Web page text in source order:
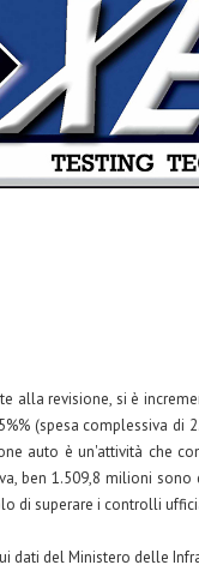
alla revisione, si è
(spesa complessiva
auto è un'attività che
ben 1.509,8 milioni
di superare i controlli
dati del Ministero delle